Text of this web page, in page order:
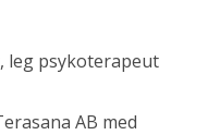
leg psykoterapeut
AB med